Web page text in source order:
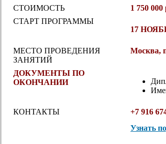
СТОИМОСТЬ
1 750 000
СТАРТ ПРОГРАММЫ
17
МЕСТО ПРОВЕДЕНИЯ
ЗАНЯТИЙ
Москва,
ДОКУМЕНТЫ ПО
ОКОНЧАНИИ
КОНТАКТЫ +7 916
Узнать